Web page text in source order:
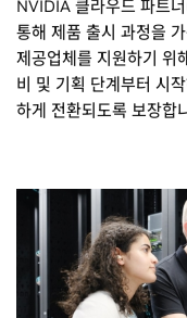
NVIDIA 클라우드 파트
통해 제품 출시 과정을
제공업체를 지원하기 위
비 및 기획 단계부터 시
하게 전환되도록 보장합